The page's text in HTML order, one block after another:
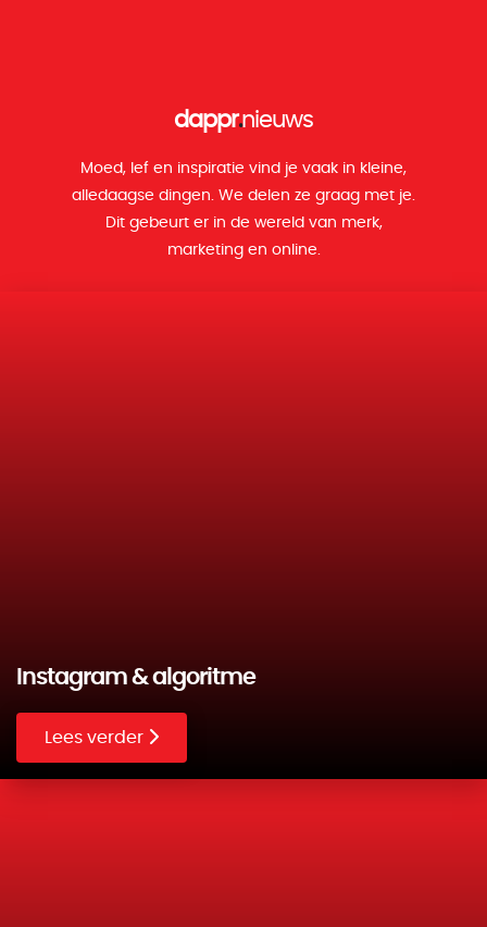
dappr.nieuws
Moed, lef en inspiratie vind je vaak in kleine,
alledaagse dingen. We delen ze graag met je.
Dit gebeurt er in de wereld van merk,
marketing en online.
Instagram & algoritme
Lees verder